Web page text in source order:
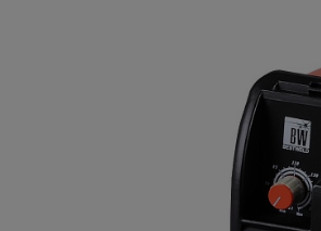
Фанера
Опалубка